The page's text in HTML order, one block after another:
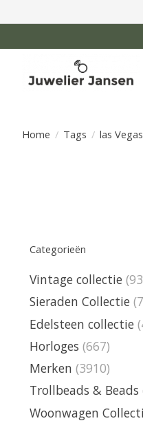
Home / Tags / las Vegas
Categorieën
Vintage collectie
Sieraden Collectie
Edelsteen collectie
Horloges (667)
Merken (3910)
Trollbeads & Beads
Woonwagen